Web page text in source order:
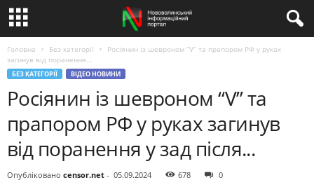
Головна Без категорії
Росіянин із шевроном “V” та прапором РФ у руках
загинув від поранення...
БЕЗ КАТЕГОРІЇ ВІДЕО НОВИНИ
Росіянин із шевроном “V” та
прапором РФ у руках загинув
від поранення у зад після...
Опубліковано censor.net - 05.09.2024 678 0